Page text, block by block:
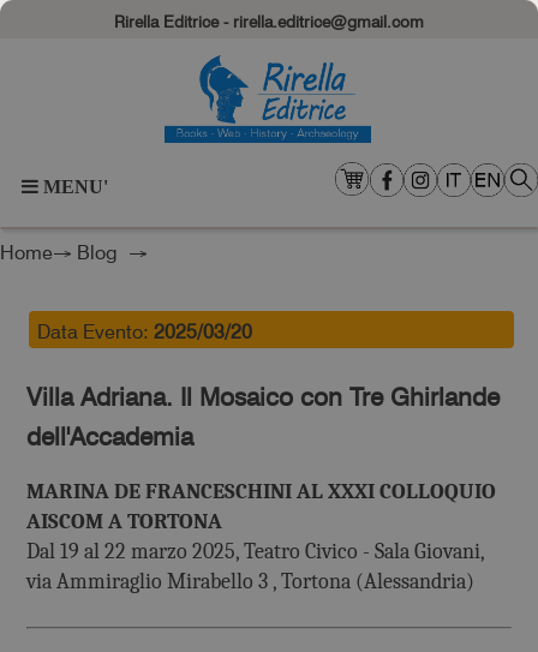
Rirella Editrice - rirella.editrice@gmail.com
MENU'
Home→ Blog →
Data Evento: 2025/03/20
Villa Adriana. Il Mosaico con Tre Ghirlande
dell'Accademia
MARINA DE FRANCESCHINI AL XXXI COLLOQUIO
AISCOM A TORTONA
Dal 19 al 22 marzo 2025, Teatro Civico - Sala Giovani,
via Ammiraglio Mirabello 3 , Tortona (Alessandria)